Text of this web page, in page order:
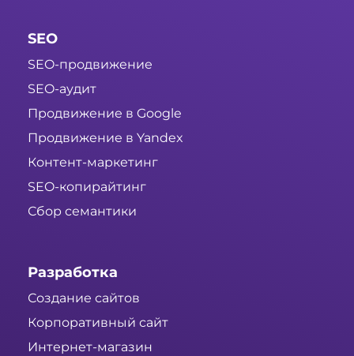
SEO
SEO-продвижение
SEO-аудит
Продвижение в Google
Продвижение в Yandex
Контент-маркетинг
SEO-копирайтинг
Сбор семантики
Разработка
Создание сайтов
Корпоративный сайт
Интернет-магазин